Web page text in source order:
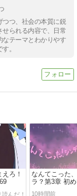
つつ、社会の本質に鋭
せられる内容で、日常
テーマとわかりやす
。
ろ！
なんてこった
ラ？第3章 初
ト…６
10時間前